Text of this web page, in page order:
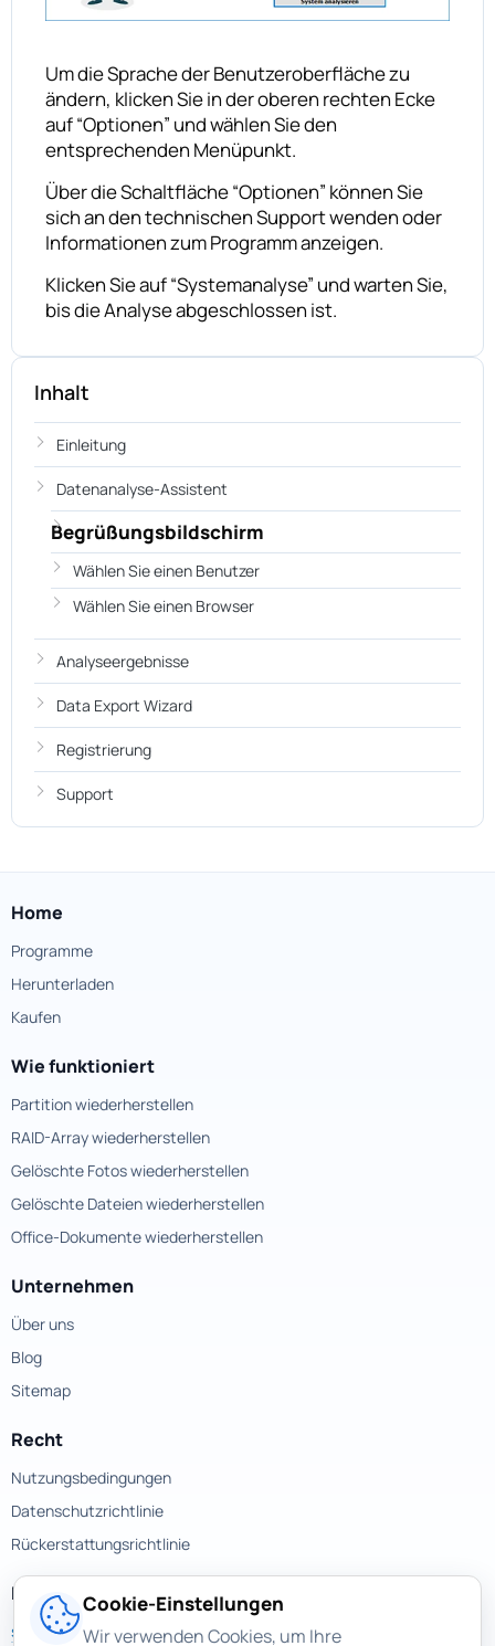
Um die Sprache der Benutzeroberfläche zu
ändern, klicken Sie in der oberen rechten Ecke
auf “Optionen” und wählen Sie den
entsprechenden Menüpunkt.
Über die Schaltfläche “Optionen” können Sie
sich an den technischen Support wenden oder
Informationen zum Programm anzeigen.
Klicken Sie auf “Systemanalyse” und warten Sie,
bis die Analyse abgeschlossen ist.
Inhalt
Einleitung
Datenanalyse-Assistent
Begrüßungsbildschirm
Wählen Sie einen Benutzer
Wählen Sie einen Browser
Analyseergebnisse
Data Export Wizard
Registrierung
Support
Home
Programme
Herunterladen
Kaufen
Wie funktioniert
Partition wiederherstellen
RAID-Array wiederherstellen
Gelöschte Fotos wiederherstellen
Gelöschte Dateien wiederherstellen
Office-Dokumente wiederherstellen
Unternehmen
Über uns
Blog
Sitemap
Recht
Nutzungsbedingungen
Datenschutzrichtlinie
Rückerstattungsrichtlinie
Kontakte
support@magicuneraser.com
Cookie-Einstellungen
Wir verwenden Cookies, um Ihre